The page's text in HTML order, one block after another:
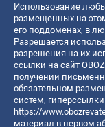
Использование
размещенных на
его поддоменах, в
Разрешается
разрешения на их
ссылки на сайт
получении
обязательном
систем,
https://
материал в первом